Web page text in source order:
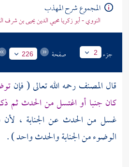
المجموع شرح المهذب
النووي - أبو زكريا محيي الدين يحيى بن شرف
جزء 2 صفحة 226
قال المصنفرحمه الله تعالى ( فإن
كان جنبا أو اغتسل من الحدث ثم
غسل من الحدث عن الجنابة ،
الوضوء من الجنابة والحدث واحد ) .